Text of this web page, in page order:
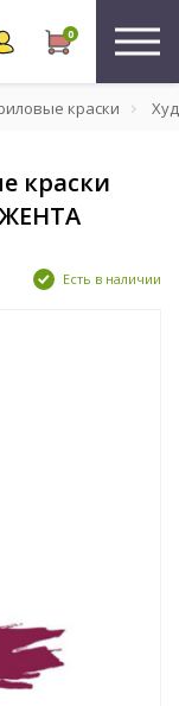
0
краски
краски
Есть в наличии